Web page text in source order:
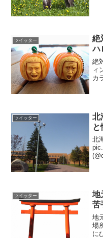
ツイッター
絶
ハ
絶
ィ
カ
ツイッター
北
と
北
ツイッター
地
苦
地
場
に